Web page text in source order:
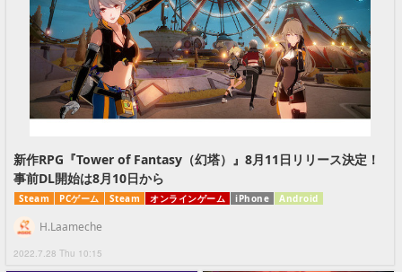
新作RPG『Tower of Fantasy（幻塔）』8月11日リリース決定！
事前DL開始は8月10日から
Steam PCゲーム Steam オンラインゲーム iPhone Android
2022.7.28 Thu 10:15
H.Laameche